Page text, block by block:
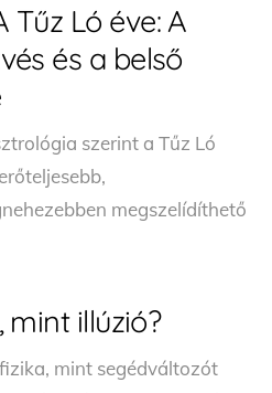
Tűz Ló éve: A
és a belső
szerint a Tűz Ló
megszelídíthető
mint illúzió?
mint segédváltozót